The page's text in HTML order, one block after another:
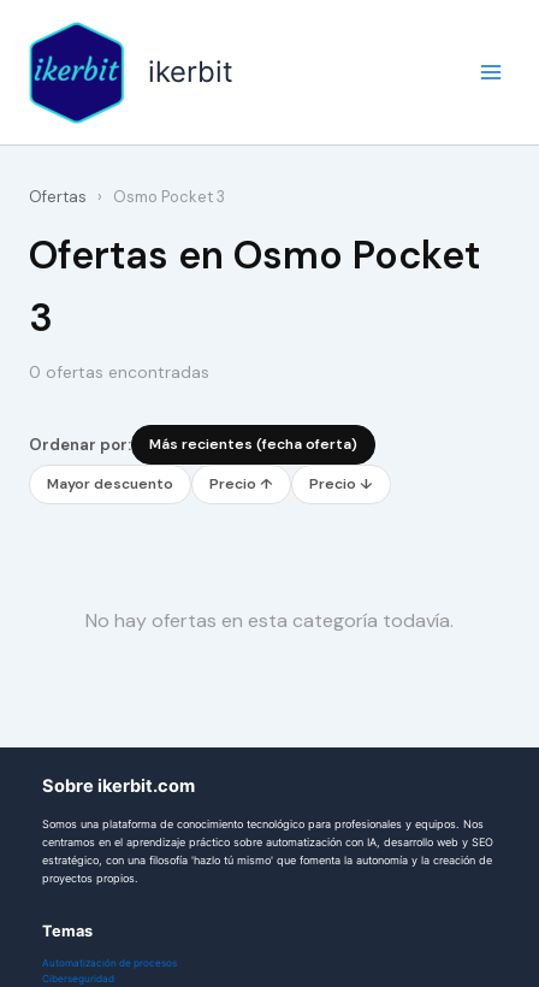
contenido
ikerbit
Ofertas › Osmo Pocket 3
Ofertas en Osmo Pocket
3
0 ofertas encontradas
Ordenar por: Más recientes (fecha oferta)
Mayor descuento Precio ↑ Precio ↓
No hay ofertas en esta categoría todavía.
Sobre ikerbit.com
Somos una plataforma de conocimiento tecnológico para profesionales y equipos. Nos
centramos en el aprendizaje práctico sobre automatización con IA, desarrollo web y SEO
estratégico, con una filosofía 'hazlo tú mismo' que fomenta la autonomía y la creación de
proyectos propios.
Temas
Automatización de procesos
Ciberseguridad